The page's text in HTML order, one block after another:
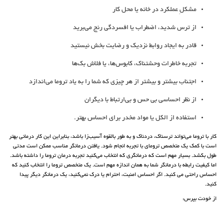
مشکلِ عملکرد در خانه یا محل کار
از ترس شدید، اضطراب یا افسردگی رنج می‌برید
قادر به ایجاد روابط نزدیک و رضایت بخش نیستید
تجربه خاطرات وحشتناک، کابوس‌ها، یا فلاش بک‌ها
اجتناب بیشتر و بیشتر از هر چیزی که شما را به یاد تروما می‌اندازد
از نظر احساسی بی حس و بی‌ارتباط با دیگران
استفاده از الکل یا مواد مخدر برای احساس بهتر.
کار با تروما می‌تواند ترسناک، دردناک و به طور بالقوه آسیب‌زا باشد، بنابراین این کار درمانی بهتر
است با کمک یک متخصص ترومای با تجربه انجام شود. یافتن درمانگر مناسب ممکن است مدتی
طول بکشد. بسیار مهم است که درمانگری که انتخاب می‌کنید تجربه درمان تروما را داشته باشد.
اما کیفیت رابطه با درمانگر شما به همان اندازه مهم است. یک متخصص تروما را انتخاب کنید که
احساس راحتی می کنید. اگر احساس امنیت، احترام یا درک نمی‌کنید، یک درمانگر دیگر پیدا
کنید.
از خودت بپرس: